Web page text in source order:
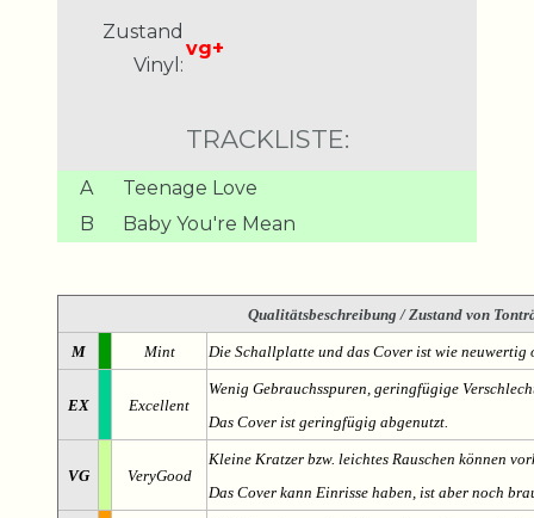
Zustand
Vinyl:
vg+
TRACKLISTE:
A
Teenage Love
B
Baby You're Mean
Qualitätsbeschreibung / Zustand von
M Mint Die Schallplatte und das Cover ist wie
EX Excellent
Wenig Gebrauchsspuren, geringfügige
Das Cover ist geringfügig abgenutzt.
VG VeryGood
Kleine Kratzer bzw. leichtes Rauschen können
Das Cover kann Einrisse haben, ist aber noch